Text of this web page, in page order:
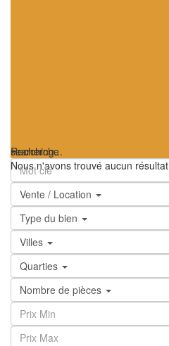
searching...
Nous n'avons trouvé aucun résultat
Recherche
Vente / Location
Type du bien
Villes
Quarties
Nombre de pièces